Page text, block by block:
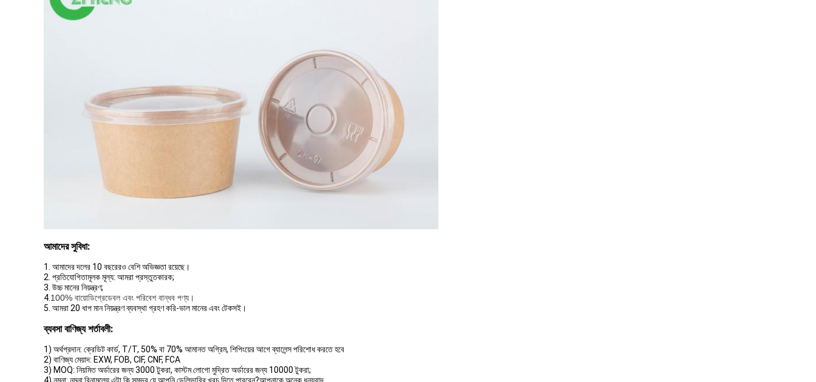
আমাদের সুবিধা:
1. আমাদের দলের 10 বছরেরও বেশি অভিজ্ঞতা রয়েছে।
2. প্রতিযোগিতামূলক মূল্য: আমরা প্রস্তুতকারক;
3. উচ্চ মানের নিয়ন্ত্রণ;
4. 100% বায়োডিগ্রেডেবল এবং পরিবেশ বান্ধব পণ্য।
5. আমরা 20 ধাপ মান নিয়ন্ত্রণ ব্যবস্থা গ্রহণ করি-ভাল মানের এবং টেকসই।
ব্যবসা বাণিজ্য শর্তাবলী:
1) অর্থপ্রদান: ক্রেডিট কার্ড, T/T, 50% বা 70% আমানত অগ্রিম, শিপিংয়ের আগে ব্যালেন্স পরিশোধ করতে হবে
2) বাণিজ্য মেয়াদ: EXW, FOB, CIF, CNF, FCA
3) MOQ: নিয়মিত অর্ডারের জন্য 3000 টুকরা, কাস্টম লোগো মুদ্রিত অর্ডারের জন্য 10000 টুকরা;